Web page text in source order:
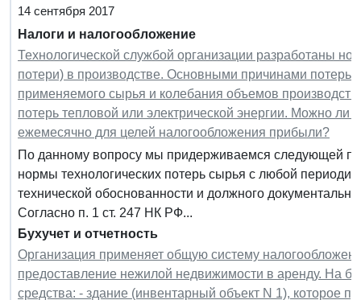
14 сентября 2017
Налоги и налогообложение
Технологической службой организации разработаны
потери) в производстве. Основными причинами потерь
применяемого сырья и колебания объемов
потерь тепловой или электрической энергии. Можно ли
ежемесячно для целей налогообложения прибыли?
По данному вопросу мы придерживаемся следующей
нормы технологических потерь сырья с любой
технической обоснованности и должного
Согласно п. 1 ст. 247 НК РФ...
Бухучет и отчетность
Организация применяет общую систему
предоставление нежилой недвижимости в аренду. На
средства: - здание (инвентарный объект N 1), которое